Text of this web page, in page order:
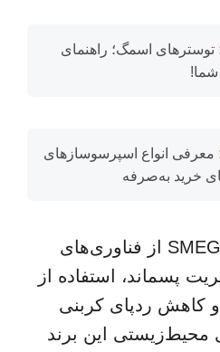
توسترهای اسمگ؛ راهنمای
معرفی انواع اسپرسوسازهای
خرید به‌صرفه
نکته قابل توجه اینکه SMEG از فناوری‌های
پسماند، استفاده از
و کاهش ردپای کربنی
این برند